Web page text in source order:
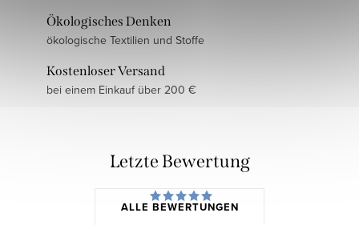
Ökologisches Denken
ökologische Textilien und Stoffe
Kostenloser Versand
bei einem Einkauf über 200 €
Letzte Bewertung
ALLE BEWERTUNGEN